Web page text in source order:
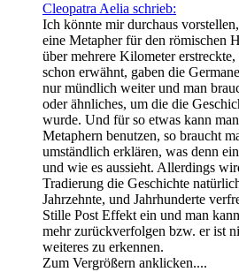
Cleopatra Aelia schrieb:
Ich könnte mir durchaus
eine Metapher für den römischen
über mehrere Kilometer
schon erwähnt, gaben die
nur mündlich weiter und man
oder ähnliches, um die die
wurde. Und für so etwas kann
Metaphern benutzen, so braucht
umständlich erklären, was denn
und wie es aussieht. Allerdings
Tradierung die Geschichte
Jahrzehnte, und Jahrhunderte
Stille Post Effekt ein und man
mehr zurückverfolgen bzw. er ist
weiteres zu erkennen.
Zum Vergrößern anklicken....